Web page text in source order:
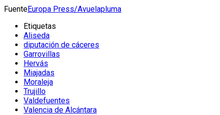
FuenteEuropa Press/Avuelapluma
Etiquetas
Aliseda
diputación de cáceres
Garrovillas
Hervás
Miajadas
Moraleja
Trujillo
Valdefuentes
Valencia de Alcántara